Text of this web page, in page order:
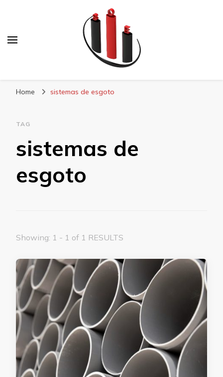
Home sistemas de esgoto
TAG
sistemas de
esgoto
Showing: 1 - 1 of 1 RESULTS